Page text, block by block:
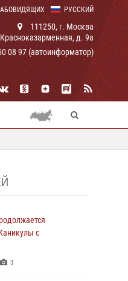
РУССКИЙ
111250, г. Москва
д. 9а
08 97 (автоинформатор)
с
3